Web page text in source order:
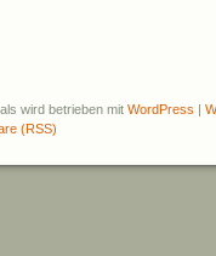
wird betrieben mit WordPress |
(RSS)